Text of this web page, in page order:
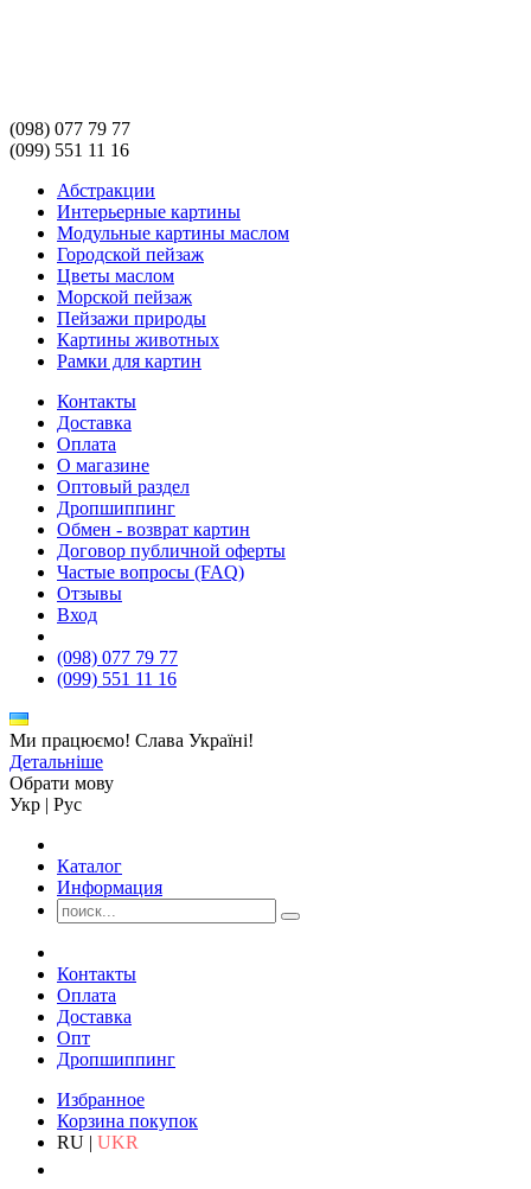
(098) 077 79 77
(099) 551 11 16
Абстракции
Интерьерные картины
Модульные картины маслом
Городской пейзаж
Цветы маслом
Морской пейзаж
Пейзажи природы
Картины животных
Рамки для картин
Контакты
Доставка
Оплата
О магазине
Оптовый раздел
Дропшиппинг
Обмен - возврат картин
Договор публичной оферты
Частые вопросы (FAQ)
Отзывы
Вход
(098) 077 79 77
(099) 551 11 16
Ми працюємо! Слава Україні!
Детальніше
Обрати мову
Укр | Рус
Каталог
Информация
Контакты
Оплата
Доставка
Опт
Дропшиппинг
Избранное
Корзина покупок
RU | UKR